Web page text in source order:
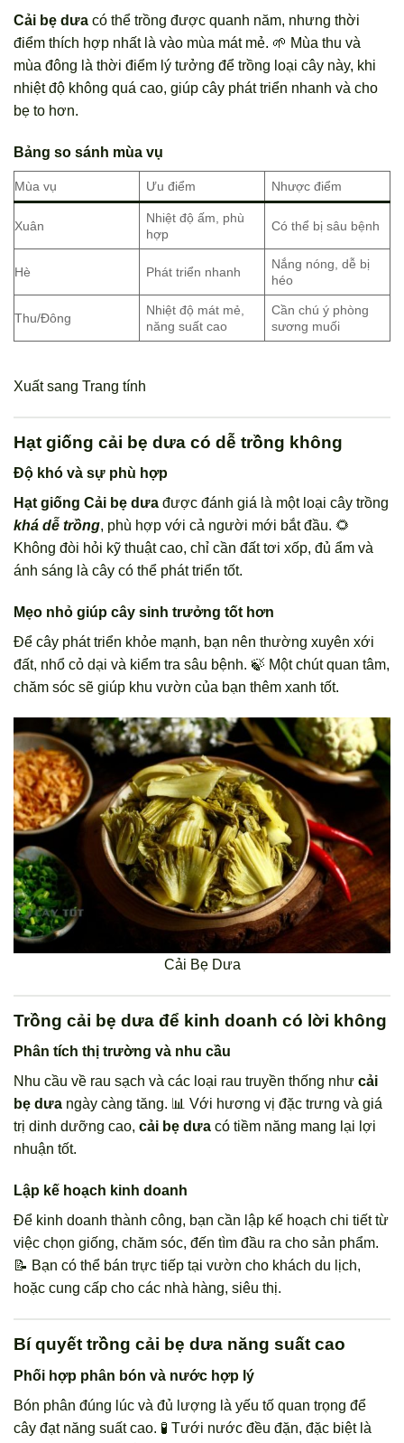
Cải bẹ dưa có thể trồng được quanh năm, nhưng thời
điểm thích hợp nhất là vào mùa mát mẻ. 🌱 Mùa thu và
mùa đông là thời điểm lý tưởng để trồng loại cây này, khi
nhiệt độ không quá cao, giúp cây phát triển nhanh và cho
bẹ to hơn.
Bảng so sánh mùa vụ
Mùa vụ Ưu điểm Nhược điểm
Xuân
Nhiệt độ ấm, phù
hợp
Có thể bị sâu bệnh
Hè Phát triển nhanh
Nắng nóng, dễ bị
héo
Thu/Đông
Nhiệt độ mát mẻ,
năng suất cao
Cần chú ý phòng
sương muối
Xuất sang Trang tính
Hạt giống cải bẹ dưa có dễ trồng không
Độ khó và sự phù hợp
Hạt giống Cải bẹ dưa được đánh giá là một loại cây trồng
khá dễ trồng, phù hợp với cả người mới bắt đầu. 🌻
Không đòi hỏi kỹ thuật cao, chỉ cần đất tơi xốp, đủ ẩm và
ánh sáng là cây có thể phát triển tốt.
Mẹo nhỏ giúp cây sinh trưởng tốt hơn
Để cây phát triển khỏe mạnh, bạn nên thường xuyên xới
đất, nhổ cỏ dại và kiểm tra sâu bệnh. 🍃 Một chút quan tâm,
chăm sóc sẽ giúp khu vườn của bạn thêm xanh tốt.
Cải Bẹ Dưa
Trồng cải bẹ dưa để kinh doanh có lời không
Phân tích thị trường và nhu cầu
Nhu cầu về rau sạch và các loại rau truyền thống như cải
bẹ dưa ngày càng tăng. 📊 Với hương vị đặc trưng và giá
trị dinh dưỡng cao, cải bẹ dưa có tiềm năng mang lại lợi
nhuận tốt.
Lập kế hoạch kinh doanh
Để kinh doanh thành công, bạn cần lập kế hoạch chi tiết từ
việc chọn giống, chăm sóc, đến tìm đầu ra cho sản phẩm.
📝 Bạn có thể bán trực tiếp tại vườn cho khách du lịch,
hoặc cung cấp cho các nhà hàng, siêu thị.
Bí quyết trồng cải bẹ dưa năng suất cao
Phối hợp phân bón và nước hợp lý
Bón phân đúng lúc và đủ lượng là yếu tố quan trọng để
cây đạt năng suất cao. 🧪 Tưới nước đều đặn, đặc biệt là